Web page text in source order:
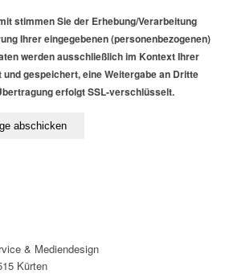
stimmen Sie der Erhebung/Verarbeitung
Ihrer eingegebenen (personenbezogenen)
werden ausschließlich im Kontext Ihrer
gespeichert, eine Weitergabe an Dritte
erfolgt SSL-verschlüsselt.
& Mediendesign
Kürten